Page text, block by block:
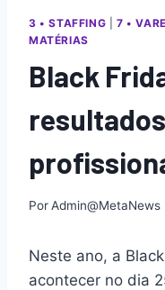
3 • STAFFING 7 •
MATÉRIAS
Black
PorAdmin@MetaNews
Neste ano, a
acontecer no dia